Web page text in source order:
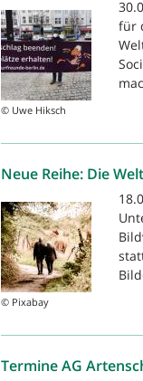
© Uwe Hiksch
für
Neue Reihe: Die
© Pixabay
Termine AG